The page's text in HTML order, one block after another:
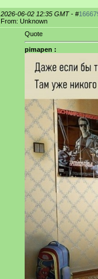
2026-06-02 12:35 GMT- #
From: Unknown
Quote
pimapen :